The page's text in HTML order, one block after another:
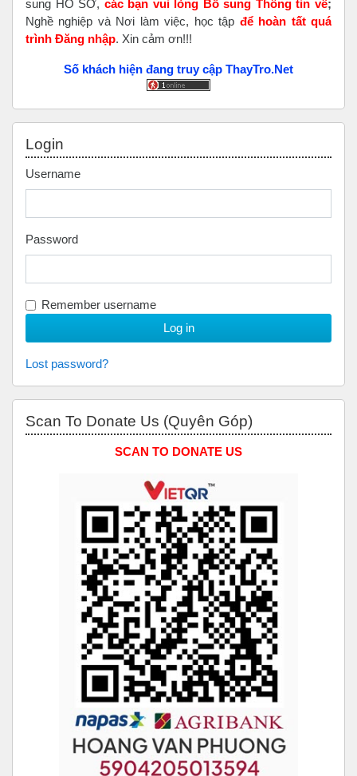
sung HỒ SƠ, các bạn vui lòng Bổ sung Thông tin về;
Nghề nghiệp và Nơi làm việc, học tập để hoàn tấtquá
trình Đăng nhập. Xin cảm ơn!!!
Số khách hiện đang truy cập ThayTro.Net
Login
Username
Password
Remember username
Lost password?
Scan To Donate Us (Quyên Góp)
SCAN TO DONATE US